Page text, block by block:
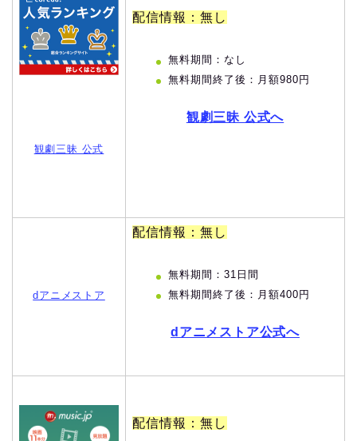
観劇三昧 公式
配信情報：無し
無料期間：なし
無料期間終了後：月額980円
観劇三昧 公式へ
dアニメストア
配信情報：無し
無料期間：31日間
無料期間終了後：月額400円
dアニメストア公式へ
配信情報：無し